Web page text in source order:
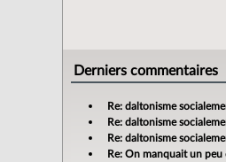
Derniers commentaires
Re: daltonisme
Re: daltonisme
Re: daltonisme
Re: On manquait un peu